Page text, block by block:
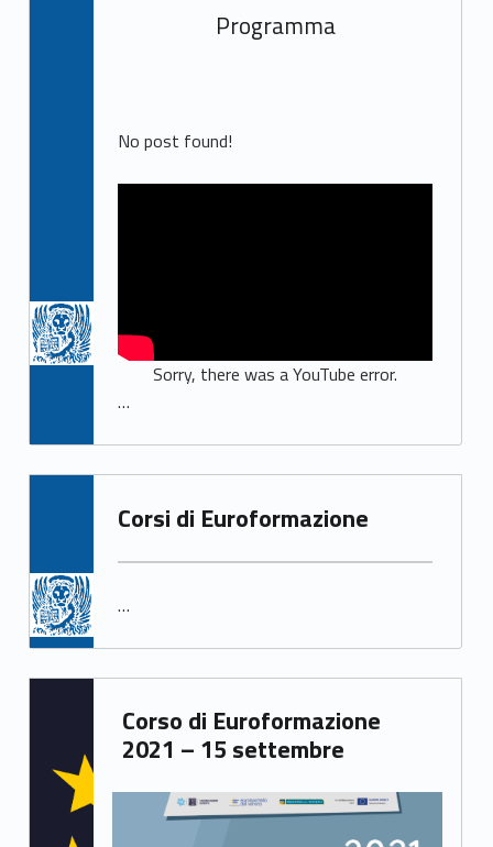
Programma
No post found!
Sorry, there was a YouTube error.
…
Corsi di Euroformazione
…
Corso di Euroformazione
2021 – 15 settembre